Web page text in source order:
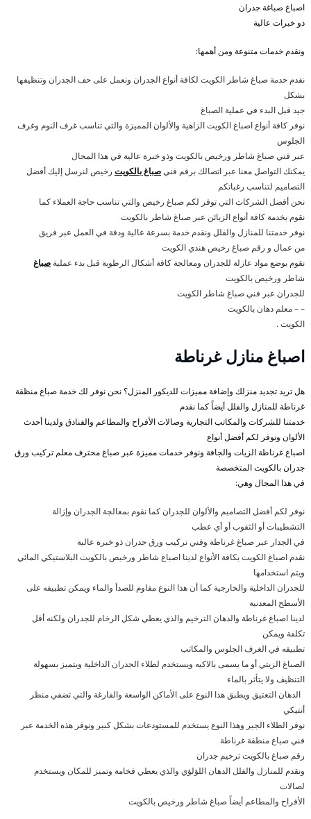
اصباغ صباغة جدران
ذو خبرات عالية
ونقدم خدمات متنوعة ومن أهمها:
نقدم خدمة صباغ شاطر الكويت لكافة أنواع الجدران ونعمل على حف الجدران وتنظيفها
بشكل
جيد قبل البدء في عملية الصباغ
نوفر كافة أنواع اصباغ الكويت الزاهية والألوان المميزة والتي تناسب غرف النوم وغرف
الجلوس
عبر فني صباغ شاطر ورخيص بالكويت وذو خبرة عالية في هذا المجال
يمكنك التواصل معنا عبر اتصالك برقم فنيصباغ بالكويت رخيص لنرسل إليك أفضل
التصاميم لتناسب رغباتكم
نحن أفضل الشركات التي توفر لكم صباغ رخيص والتي تناسب حاجة العملاء كما
نقوم بخدمة كافة أنواع الزبائن عبر صباغ شاطر بالكويت
نوفر خدمتنا للمنازل والفلل ونقدم خدمة بسرعة عالية ودقة في العمل عبر فريق
من عمال و رقم صباغ رخيص هندي الكويت
نقوم بوضع مواد عازلة للجدران ومعالجة كافة أشكال الرطوبة قبل بدء عملية صباغ
شاطر ورخيص بالكويت
للجدران عبر فني صباغ شاطر الكويت
– – معلم دهان بالكويت
الكويت .
اصباغ منازل غرناطة
هل تريد تجديد منزلك وإضافة مميزات للديكور المنزل؟ نحن نوفر لك خدمة صباغ منظقة
غرناطة للمنازل والفلل أيضاً كما نقدم
خدمتنا للشركات والمكاتب التجارية وصالات الأفراح والمطاعم والفنادق ولدينا أحدث
الألوان ونوفر لكم أفضل أنواع
اصباغ غرناطة الزيات والجافة ونوفر خدمات مميزة عبر صباغ محترف معلم تركيب ورق
جدران بالكويت المتخصصة
في هذا المجال وهي:
نوفر لكم أفضل التصاميم والألوان للجدران كما نقوم بمعالجة الجدران وإزالة
التشطيبات أو الثقوب أو أي عطب
في الجدار عبر صباغ غرناطة وفني تركيب ورق جدران ذو خبرة عالية
نقدم اصباغ الكويت بكافة الأنواع لدينا اصباغ شاطر ورخيص بالكويت البلاستيكي المائي
ويتم استخدامها
للجدران الداخلية والخارجية كما أن هذا النوع مقاوم للصدأ والماء ويمكن تطبيقه على
الأسطح المعدنية
لدينا اصباغ غرناطة والدهان الترخيم والذي يعطي شكل الرخام للجدران ولكنه أقل
تكلفة ويمكن
تطبيقه في الغرف الجلوس والمكاتب
الصباغ الزيتي أو ما يسمى بالاكيه ويستخدم لطلاء الجدران الداخلية ويتميز بسهولة
التنظيف ولا يتأثر بالماء
الدهان التعتيق ويطبق هذا النوع على الأماكن الواسعة والفارغة والتي تضفي منظر
أنتيكي
نوفر الطلاء الجير وهذا النوع يستخدم للمستودعات بشكل كبير ونوفر هذه الخدمة عبر
فني صباغ منطقة غرناطة
رقم صباغ بالكويت ترخيم جدران
ونقدم للمنازل والفلل الدهان اللؤلؤي والذي يعطي فخامة وتميز للمكان ويستخدم
لصالات
الأفراح والمطاعم أيضاً صباغ شاطر ورخيص بالكويت